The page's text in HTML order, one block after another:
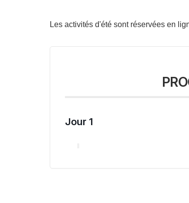
Les activités d'été sont réservées en
Jour 1